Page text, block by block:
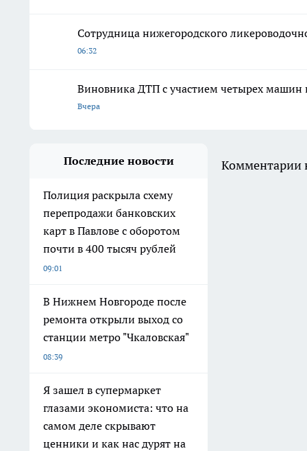
Сотрудница нижегородского
06:32
Виновника ДТП с участием четырех машин
Вчера
Последние новости
Полиция раскрыла схему
перепродажи банковских
карт в Павлове с оборотом
почти в 400 тысяч рублей
09:01
В Нижнем Новгороде после
ремонта открыли выход со
станции метро "Чкаловская"
08:39
Я зашел в супермаркет
глазами экономиста: что на
самом деле скрывают
ценники и как нас дурят на
Комментарии